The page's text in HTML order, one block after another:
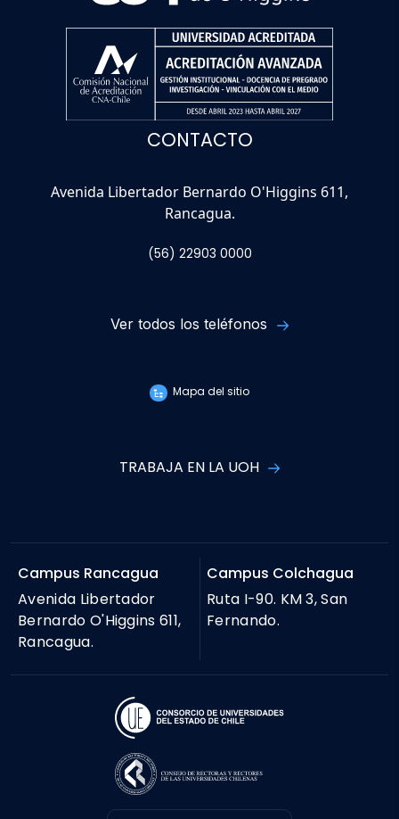
CONTACTO
Avenida Libertador Bernardo O'Higgins 611,
Rancagua.
(56) 22903 0000
Ver todos los teléfonos
Mapa del sitio
TRABAJA EN LA UOH
Campus Rancagua
Avenida Libertador
Bernardo O'Higgins 611,
Rancagua.
Campus Colchagua
Ruta I-90. KM 3, San
Fernando.